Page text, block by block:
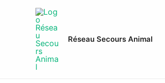
Réseau Secours Animal